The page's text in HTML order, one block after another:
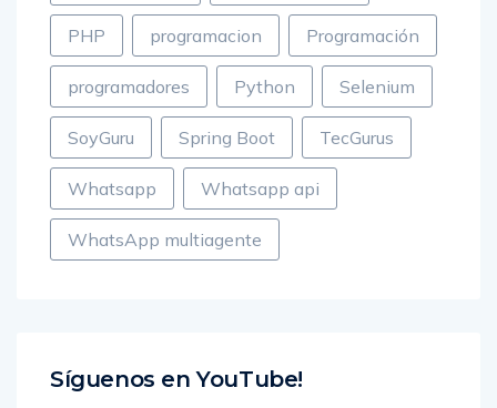
PHP programacion Programación
programadores Python Selenium
SoyGuru Spring Boot TecGurus
Whatsapp Whatsapp api
WhatsApp multiagente
Síguenos en YouTube!